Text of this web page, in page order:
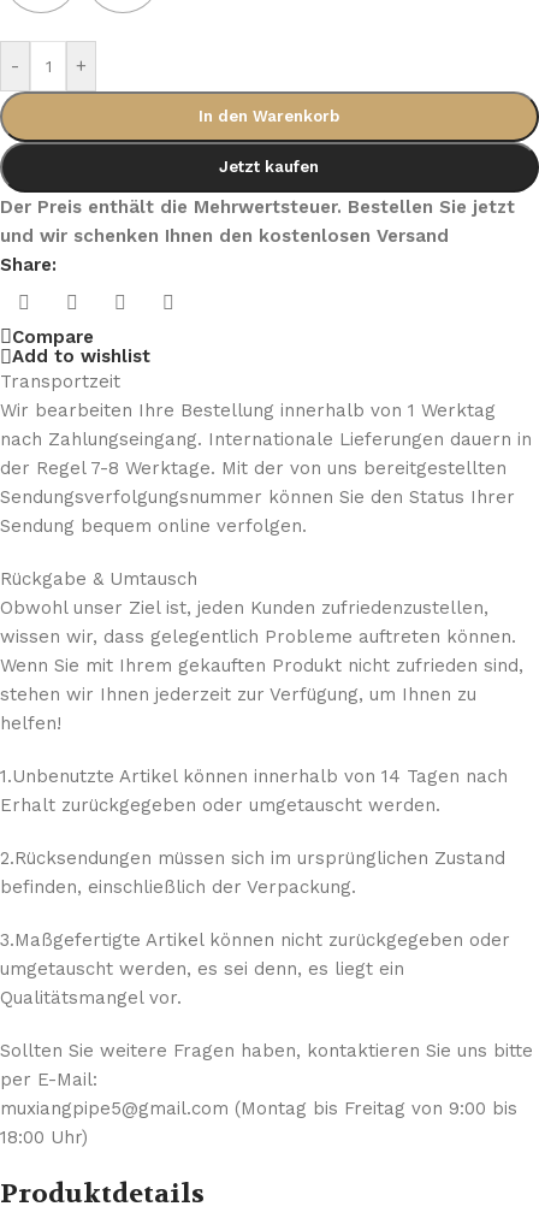
- +
In den Warenkorb
Jetzt kaufen
Der Preis enthält die Mehrwertsteuer. Bestellen Sie jetzt
und wir schenken Ihnen den kostenlosen Versand
Share:
Compare
Add to wishlist
Transportzeit
Wir bearbeiten Ihre Bestellung innerhalb von 1 Werktag
nach Zahlungseingang. Internationale Lieferungen dauern in
der Regel 7-8 Werktage. Mit der von uns bereitgestellten
Sendungsverfolgungsnummer können Sie den Status Ihrer
Sendung bequem online verfolgen.
Rückgabe & Umtausch
Obwohl unser Ziel ist, jeden Kunden zufriedenzustellen,
wissen wir, dass gelegentlich Probleme auftreten können.
Wenn Sie mit Ihrem gekauften Produkt nicht zufrieden sind,
stehen wir Ihnen jederzeit zur Verfügung, um Ihnen zu
helfen!
1.Unbenutzte Artikel können innerhalb von 14 Tagen nach
Erhalt zurückgegeben oder umgetauscht werden.
2.Rücksendungen müssen sich im ursprünglichen Zustand
befinden, einschließlich der Verpackung.
3.Maßgefertigte Artikel können nicht zurückgegeben oder
umgetauscht werden, es sei denn, es liegt ein
Qualitätsmangel vor.
Sollten Sie weitere Fragen haben, kontaktieren Sie uns bitte
per E-Mail:
muxiangpipe5@gmail.com (Montag bis Freitag von 9:00 bis
18:00 Uhr)
Produktdetails